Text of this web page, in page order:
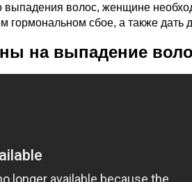
волос, женщине
гормональном сбое, а также дать
на выпадение